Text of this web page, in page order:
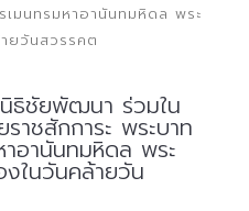
เมนทรมหาอานันทมหิดล พระ
ยวันสวรรคต
ธิชัยพัฒนา ร่วมใน
าชสักการะ พระบาท
าอานันทมหิดล พระ
ในวันคล้ายวัน